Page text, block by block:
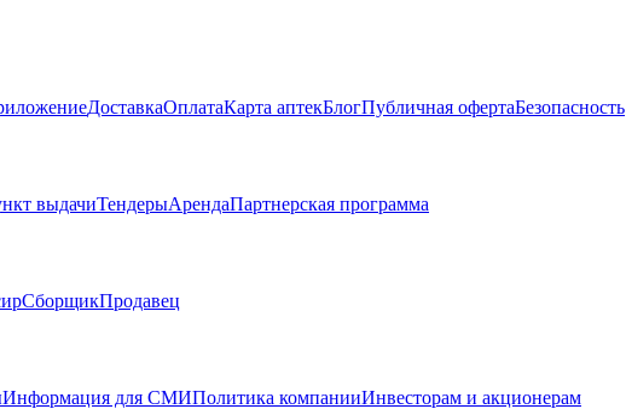
ДоставкаОплатаКарта аптекБлогПубличная офертаБезопасность
выдачиТендерыАрендаПартнерская программа
СборщикПродавец
Информация для СМИПолитика компанииИнвесторам и акционерам